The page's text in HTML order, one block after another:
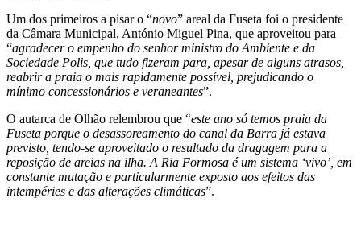
Um dos primeiros a pisar o “novo” areal da Fuseta foi o presidente
da Câmara Municipal, António Miguel Pina, que aproveitou para
“agradecer o empenho do senhor ministro do Ambiente e da
Sociedade Polis, que tudo fizeram para, apesar de alguns atrasos,
reabrir a praia o mais rapidamente possível, prejudicando o
mínimo concessionários e veraneantes”.
O autarca de Olhão relembrou que “este ano só temos praia da
Fuseta porque o desassoreamento do canal da Barra já estava
previsto, tendo-se aproveitado o resultado da dragagem para a
reposição de areias na ilha. A Ria Formosa é um sistema ‘vivo’, em
constante mutação e particularmente exposto aos efeitos das
intempéries e das alterações climáticas”.